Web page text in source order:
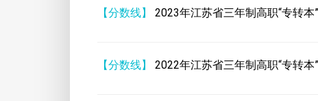
【分数线】 2023年江苏省三年制高职“专转
【分数线】 2022年江苏省三年制高职“专转